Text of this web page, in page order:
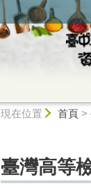
現在位置 首頁>
臺灣高等